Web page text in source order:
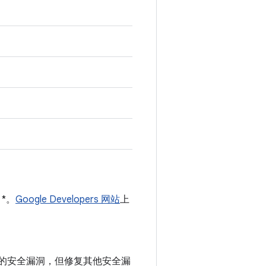
Google Developers 网站上
安全漏洞，但修复其他安全漏